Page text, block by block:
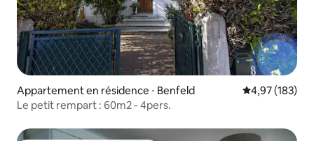
Appartement en résidence ⋅ Benfeld Évaluation
4,97 (183)
Le petit rempart : 60m2 - 4pers.